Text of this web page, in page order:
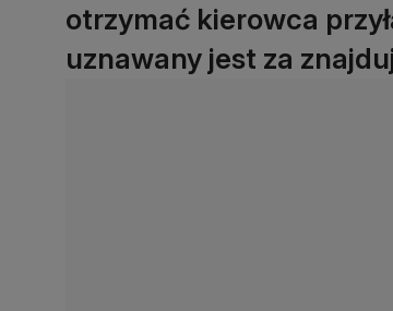
otrzymać kierowca
uznawany jest za